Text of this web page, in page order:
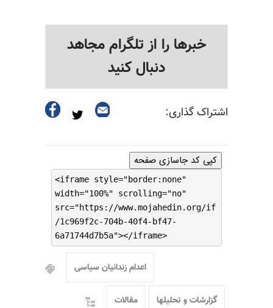
خبرها را از تلگرام مجاهد
دنبال کنید
اشتراک گذاری:
کپی کد جاسازی صفحه
<iframe style="border:none"
width="100%" scrolling="no"
src="https://www.mojahedin.org/if
/1c969f2c-704b-40f4-bf47-
6a71744d7b5a"></iframe>
اعدام زندانیان سیاسی
گزارشات و تحلیلها مقالات